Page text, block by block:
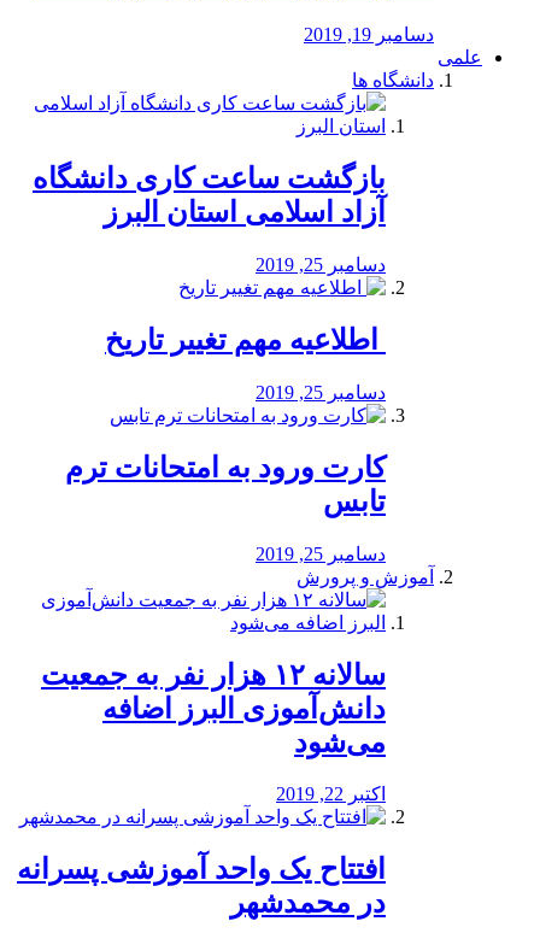
دسامبر 19, 2019
علمی
دانشگاه ها
بازگشت ساعت کاری دانشگاه
آزاد اسلامی استان البرز
دسامبر 25, 2019
️ اطلاعیه مهم تغییر تاریخ
دسامبر 25, 2019
کارت ورود به امتحانات ترم
تابس
دسامبر 25, 2019
آموزش و پرورش
️سالانه ۱۲ هزار نفر به جمعیت
دانش‌آموزی البرز اضافه
می‌شود
اکتبر 22, 2019
افتتاح یک واحد آموزشی پسرانه
در محمدشهر